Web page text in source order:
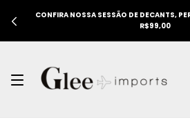
CONFIRA NOSSA SESSÃO DE DECANTS,
R$99,00